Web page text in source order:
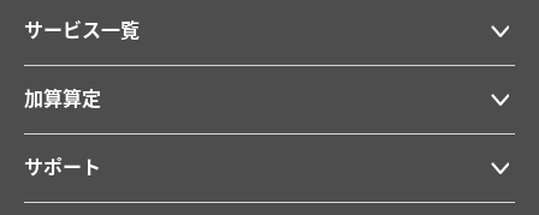
サービス一覧
加算算定
サポート